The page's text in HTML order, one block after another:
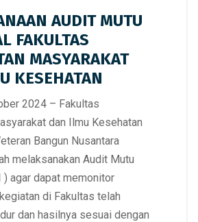
AUDIT MUTU
FAKULTAS
MASYARAKAT
KESEHATAN
2024 – Fakultas
dan Ilmu Kesehatan
Bangun Nusantara
melaksanakan Audit Mutu
) agar dapat memonitor
di Fakultas telah
dan hasilnya sesuai dengan